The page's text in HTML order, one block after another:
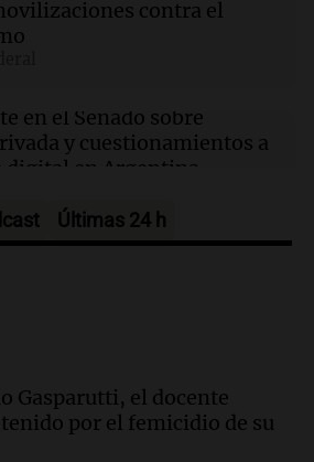
la salud mental de jóvenes
contra el
en el Senado sobre
y cuestionamientos a
digital en Argentina
se prepara para un fin
reforma de tierras
de Kapanga
show en Rosario.
Rosario
Últimas 24 h
Gasparutti, el docente
por el femicidio de su